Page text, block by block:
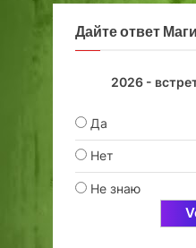
Дайте ответ
2026 -
Да
Нет
Не знаю